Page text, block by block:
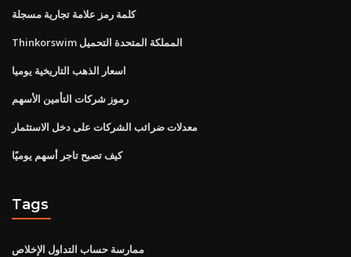
كلمة رمز علامة تجارية مسجلة
Thinkorswim المملكة المتحدة التحميل
اسعار الذهب التاريخية يوميا
رموز شركات التأمين الأسهم
معدلات ضرائب الشركات على دخل الاستثمار
كيف تصبح تاجر أسهم يوميًا
Tags
ممارسة حساب التداول الإخلاص